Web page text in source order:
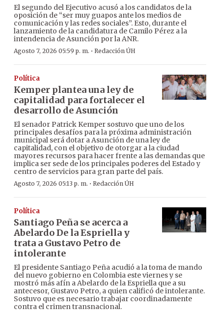
El segundo del Ejecutivo acusó a los candidatos de la
oposición de “ser muy guapos ante los medios de
comunicación y las redes sociales”. Esto, durante el
lanzamiento de la candidatura de Camilo Pérez a la
intendencia de Asunción por la ANR.
Agosto 7, 2026 05:59 p. m. · Redacción ÚH
Política
Kemper plantea una ley de
capitalidad para fortalecer el
desarrollo de Asunción
El senador Patrick Kemper sostuvo que uno de los
principales desafíos para la próxima administración
municipal será dotar a Asunción de una ley de
capitalidad, con el objetivo de otorgar a la ciudad
mayores recursos para hacer frente a las demandas que
implica ser sede de los principales poderes del Estado y
centro de servicios para gran parte del país.
Agosto 7, 2026 05:13 p. m. · Redacción ÚH
Política
Santiago Peña se acerca a
Abelardo De la Espriella y
trata a Gustavo Petro de
intolerante
El presidente Santiago Peña acudió a la toma de mando
del nuevo gobierno en Colombia este viernes y se
mostró más afín a Abelardo de la Espriella que a su
antecesor, Gustavo Petro, a quien calificó de intolerante.
Sostuvo que es necesario trabajar coordinadamente
contra el crimen transnacional.